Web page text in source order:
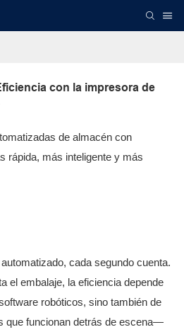
con la impresora de
de almacén con
rápida, más inteligente y más
cada segundo cuenta.
el embalaje, la eficiencia depende
robóticos, sino también de
que funcionan detrás de escena—